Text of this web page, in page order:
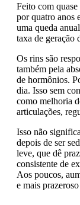
Feito com
por quatro anos
uma queda
taxa de geração
Os rins são
também pela
de hormônios.
dia. Isso sem
como melhoria
articulações,
Isso não
depois de ser
leve, que dê
consistente de
Aos poucos,
e mais